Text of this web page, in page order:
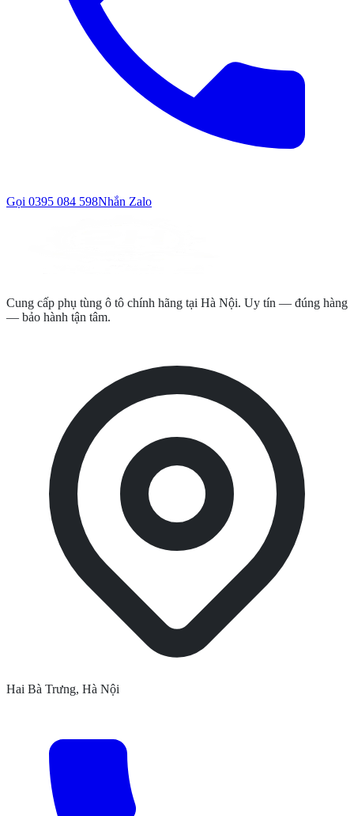
Gọi 0395 084 598Nhắn Zalo
Cung cấp phụ tùng ô tô chính hãng tại Hà Nội. Uy tín — đúng hàng
— bảo hành tận tâm.
Hai Bà Trưng, Hà Nội